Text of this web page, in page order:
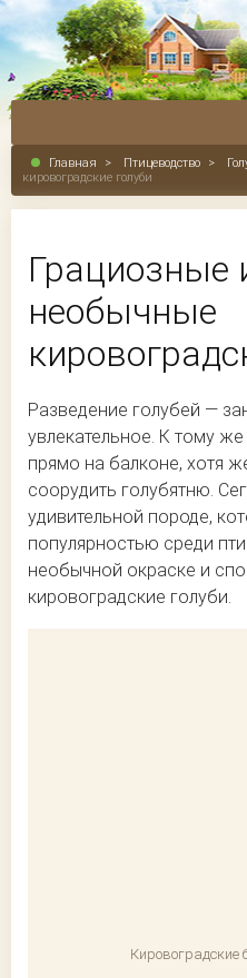
Главная > Птицеводство >
кировоградские голуби
Грациозные
необычные
Разведение голубей —
увлекательное. К тому
прямо на балконе, хотя
соорудить голубятню.
удивительной породе,
популярностью среди
необычной окраске и
кировоградские голуби.
Кировоградские